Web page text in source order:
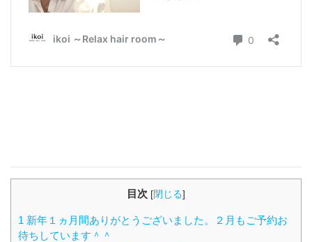
目次 [閉じる]
1 新年１ヵ月間ありがとうございました。２月もご予約お
待ちしています＾＾